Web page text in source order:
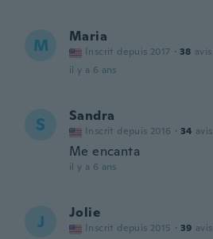
M Maria
Inscrit depuis 2017 · 38 avis
il y a 6 ans
S Sandra
Inscrit depuis 2016 · 34 avis
Me encanta
il y a 6 ans
J Jolie
Inscrit depuis 2015 · 39 avis